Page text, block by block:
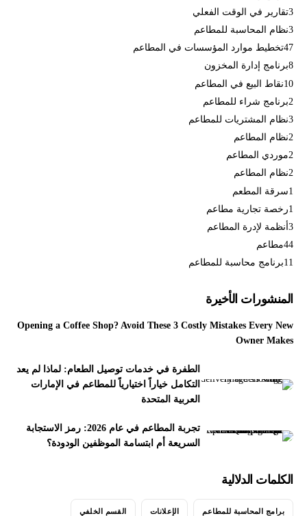
تقارير في الوقت الفعلي3
نظام المحاسبة للمطاعم3
تخطيط موارد المؤسسات في المطاعم47
برنامج إدارة المخزون8
نقاط البيع في المطاعم10
برنامج شراء للمطاعم2
نظام المشتريات للمطاعم3
نظام المطاعم2
موردي المطاعم2
نظام المطاعم2
سرقة المطعم1
رخصة تجارية مطاعم1
أنظمة لإدرة المطاعم 3
مطاعم44
برنامج محاسبة للمطاعم11
المنشورات الأخيرة
Opening a Coffee Shop? Avoid These 3 Costly Mistakes Every New
Owner Makes
الطفرة في خدمات توصيل الطعام: لماذا لم يعد
التكامل خياراً اختيارياً للمطاعم في الإمارات
العربية المتحدة
تجربة المطاعم في عام 2026: رمز الاستجابة
السريعة أم ابتسامة الموظفين الودودة؟
الكلمات الدلالية
برامج المحاسبة للمطاعم الإعلانات القسم الخلفي